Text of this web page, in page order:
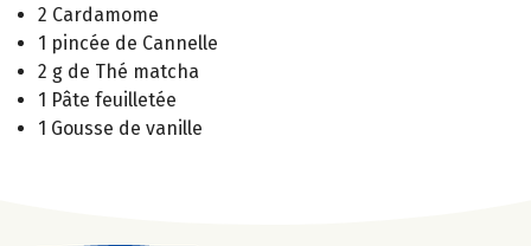
2 Cardamome
1 pincée de Cannelle
2 g de Thé matcha
1 Pâte feuilletée
1 Gousse de vanille